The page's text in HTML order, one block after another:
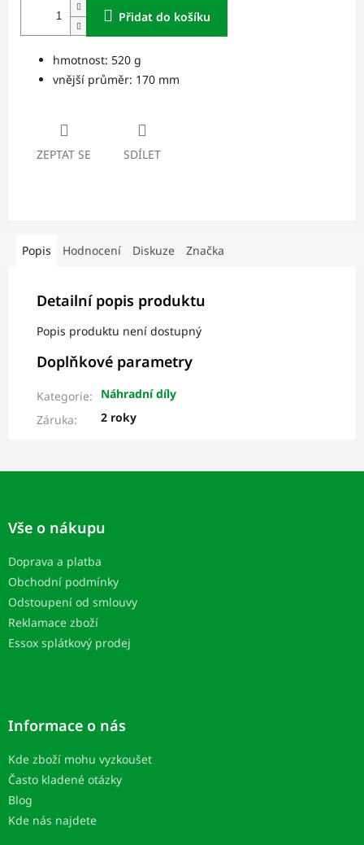
Přidat do košíku
hmotnost: 520 g
vnější průměr: 170 mm
ZEPTAT SE SDÍLET
Popis Hodnocení Diskuze Značka
Detailní popis produktu
Popis produktu není dostupný
Doplňkové parametry
Kategorie:
Náhradní díly
Záruka: 2 roky
Z
Vše o nákupu
Doprava a platba
Obchodní podmínky
Odstoupení od smlouvy
Reklamace zboží
Essox splátkový prodej
Informace o nás
Kde zboží mohu vyzkoušet
Často kladené otázky
Blog
Kde nás najdete